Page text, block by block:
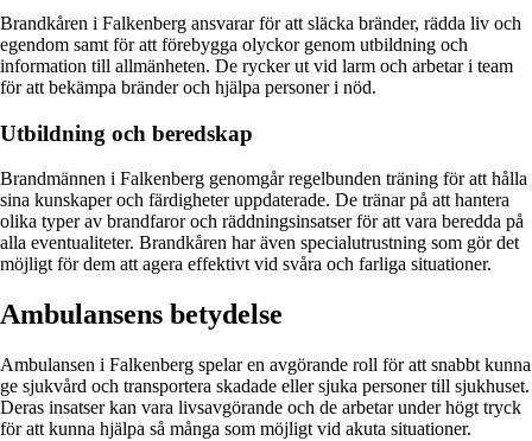
Brandkåren i Falkenberg ansvarar för att släcka bränder, rädda liv och
egendom samt för att förebygga olyckor genom utbildning och
information till allmänheten. De rycker ut vid larm och arbetar i team
för att bekämpa bränder och hjälpa personer i nöd.
Utbildning och beredskap
Brandmännen i Falkenberg genomgår regelbunden träning för att hålla
sina kunskaper och färdigheter uppdaterade. De tränar på att hantera
olika typer av brandfaror och räddningsinsatser för att vara beredda på
alla eventualiteter. Brandkåren har även specialutrustning som gör det
möjligt för dem att agera effektivt vid svåra och farliga situationer.
Ambulansens betydelse
Ambulansen i Falkenberg spelar en avgörande roll för att snabbt kunna
ge sjukvård och transportera skadade eller sjuka personer till sjukhuset.
Deras insatser kan vara livsavgörande och de arbetar under högt tryck
för att kunna hjälpa så många som möjligt vid akuta situationer.